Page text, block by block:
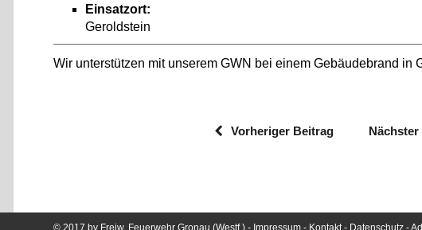
Einsatzort:
Geroldstein
Wir unterstützen mit unserem GWN bei einem Gebäudebrand in
Vorheriger Beitrag